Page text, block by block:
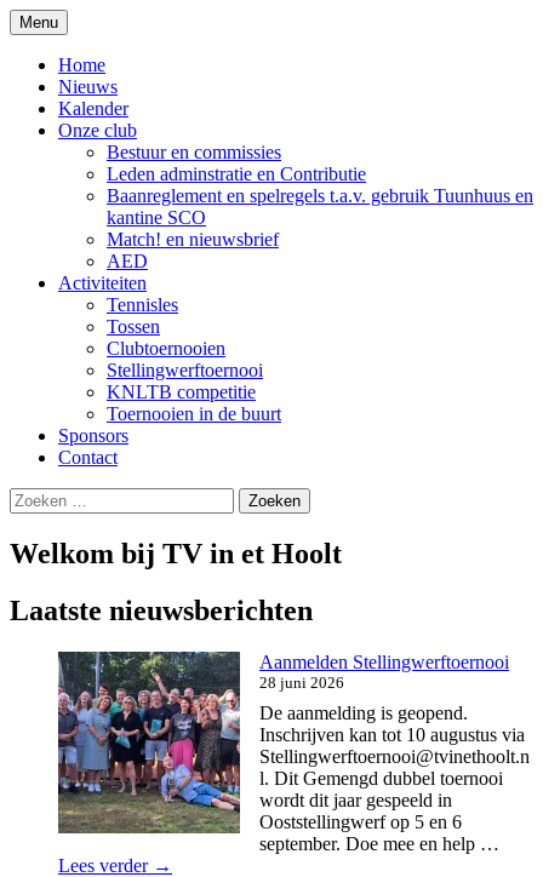
Ga
naar
inhoud
Menu
Home
Nieuws
Kalender
Onze club
Bestuur en commissies
Leden adminstratie en Contributie
Baanreglement en spelregels t.a.v. gebruik Tuunhuus en
kantine SCO
Match! en nieuwsbrief
AED
Activiteiten
Tennisles
Tossen
Clubtoernooien
Stellingwerftoernooi
KNLTB competitie
Toernooien in de buurt
Sponsors
Contact
Zoeken
naar:
Welkom bij TV in et Hoolt
Laatste nieuwsberichten
Aanmelden Stellingwerftoernooi
28 juni 2026
De aanmelding is geopend.
Inschrijven kan tot 10 augustus via
Stellingwerftoernooi@tvinethoolt.n
l. Dit Gemengd dubbel toernooi
wordt dit jaar gespeeld in
Ooststellingwerf op 5 en 6
september. Doe mee en help …
Lees verder Aanmelden
→